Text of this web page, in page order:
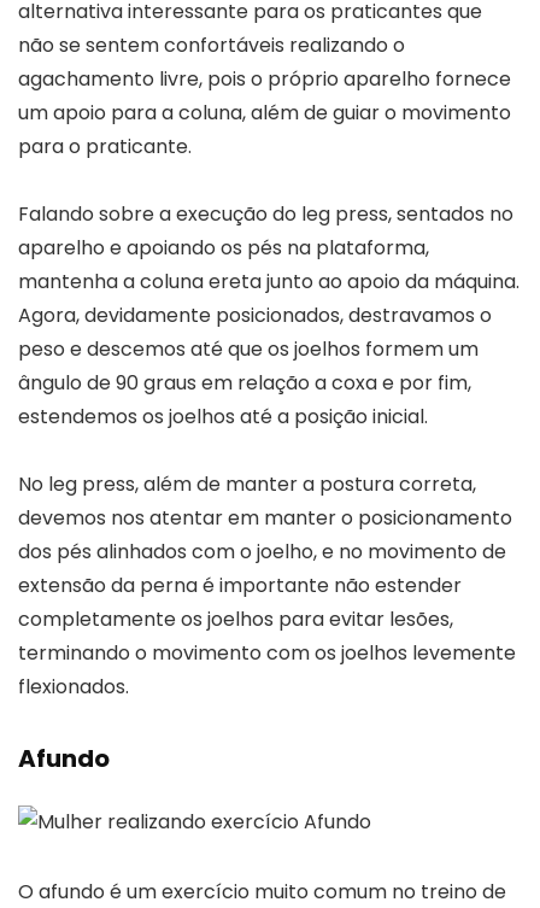
alternativa interessante para os praticantes que
não se sentem confortáveis realizando o
agachamento livre, pois o próprio aparelho fornece
um apoio para a coluna, além de guiar o movimento
para o praticante.
Falando sobre a execução do leg press, sentados no
aparelho e apoiando os pés na plataforma,
mantenha a coluna ereta junto ao apoio da máquina.
Agora, devidamente posicionados, destravamos o
peso e descemos até que os joelhos formem um
ângulo de 90 graus em relação a coxa e por fim,
estendemos os joelhos até a posição inicial.
No leg press, além de manter a postura correta,
devemos nos atentar em manter o posicionamento
dos pés alinhados com o joelho, e no movimento de
extensão da perna é importante não estender
completamente os joelhos para evitar lesões,
terminando o movimento com os joelhos levemente
flexionados.
Afundo
O afundo é um exercício muito comum no treino de